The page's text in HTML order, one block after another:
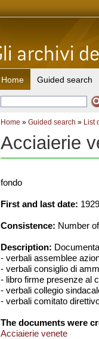
Home Guided search
Home » Guided search » List
Acciaierie
fondo
First and last date:
Consistence: Number
Description:
- verbali assemblee
- verbali consiglio di
- libro firme presenze al
- verbali collegio
- verbali comitato
The documents were
Acciaierie venete